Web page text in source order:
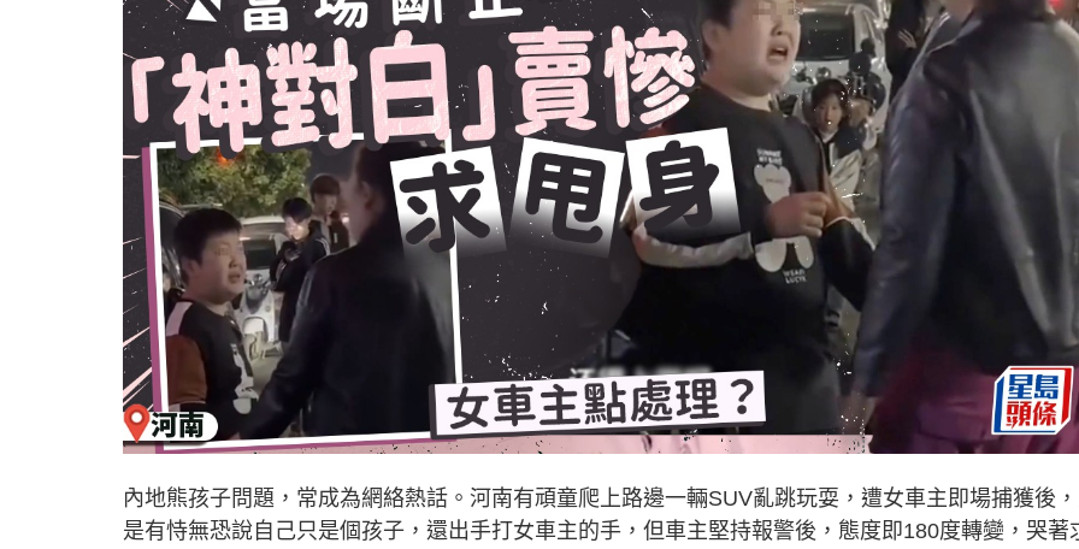
內地熊孩子問題，常成為網絡熱話。河南有頑童爬上路邊一輛SUV亂跳玩耍，遭女車主即場捕獲後
是有恃無恐說自己只是個孩子，還出手打女車主的手，但車主堅持報警後，態度即180度轉變，哭著